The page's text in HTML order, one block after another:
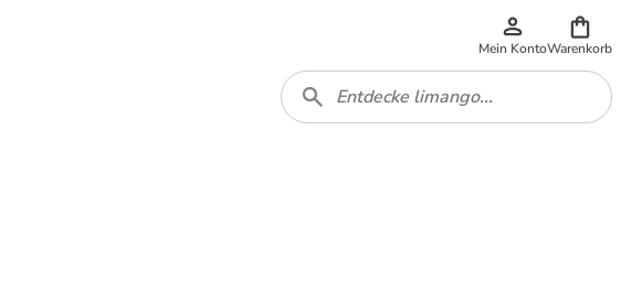
Mein KontoWarenkorb